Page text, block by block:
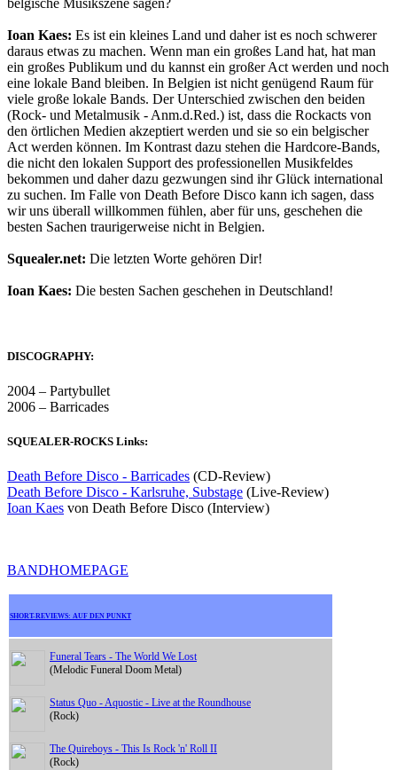
belgische Musikszene sagen?
Ioan Kaes: Es ist ein kleines Land und daher ist es noch schwerer
daraus etwas zu machen. Wenn man ein großes Land hat, hat man
ein großes Publikum und du kannst ein großer Act werden und noch
eine lokale Band bleiben. In Belgien ist nicht genügend Raum für
viele große lokale Bands. Der Unterschied zwischen den beiden
(Rock- und Metalmusik - Anm.d.Red.) ist, dass die Rockacts von
den örtlichen Medien akzeptiert werden und sie so ein belgischer
Act werden können. Im Kontrast dazu stehen die Hardcore-Bands,
die nicht den lokalen Support des professionellen Musikfeldes
bekommen und daher dazu gezwungen sind ihr Glück international
zu suchen. Im Falle von Death Before Disco kann ich sagen, dass
wir uns überall willkommen fühlen, aber für uns, geschehen die
besten Sachen traurigerweise nicht in Belgien.
Squealer.net: Die letzten Worte gehören Dir!
Ioan Kaes: Die besten Sachen geschehen in Deutschland!
DISCOGRAPHY:
2004 – Partybullet
2006 – Barricades
SQUEALER-ROCKS Links:
Death Before Disco - Barricades (CD-Review)
Death Before Disco - Karlsruhe, Substage (Live-Review)
Ioan Kaes von Death Before Disco (Interview)
BANDHOMEPAGE
SHORT-REVIEWS: AUF DEN PUNKT
Funeral Tears - The World We Lost
(Melodic Funeral Doom Metal)
Status Quo - Aquostic - Live at the Roundhouse
(Rock)
The Quireboys - This Is Rock 'n' Roll II
(Rock)